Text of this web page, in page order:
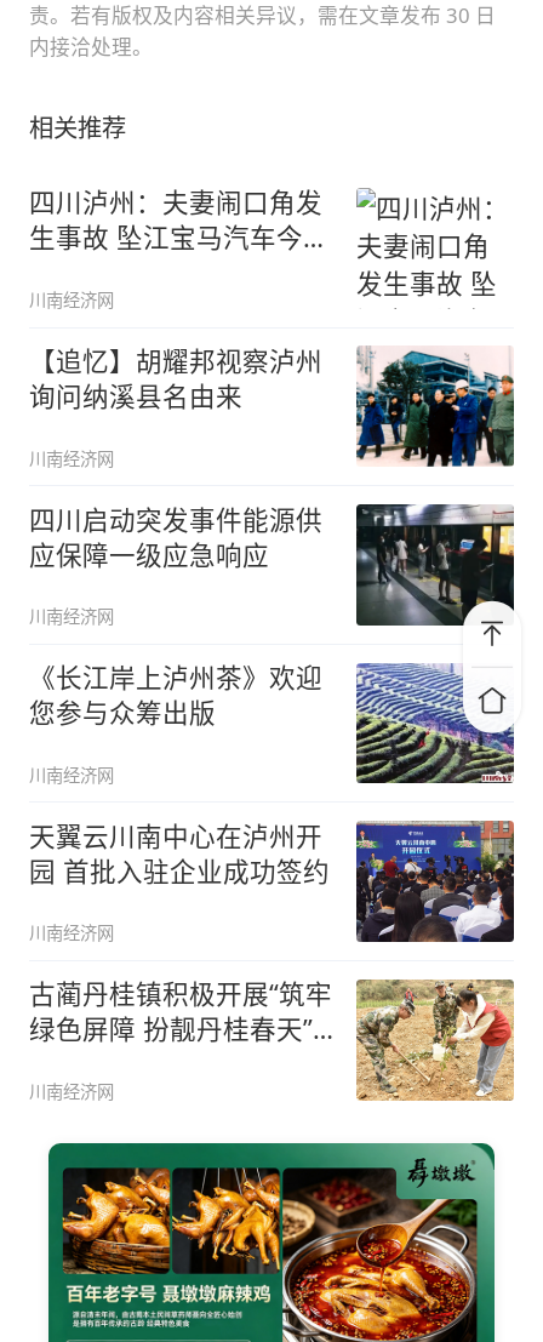
责。若有版权及内容相关异议，需在文章发布 30 日
内接洽处理。
相关推荐
四川泸州：夫妻闹口角发
生事故 坠江宝马汽车今被
川南经济网
【追忆】胡耀邦视察泸州
询问纳溪县名由来
川南经济网
四川启动突发事件能源供
应保障一级应急响应
川南经济网
《长江岸上泸州茶》欢迎
您参与众筹出版
川南经济网
天翼云川南中心在泸州开
园 首批入驻企业成功签约
川南经济网
古蔺丹桂镇积极开展“筑牢
绿色屏障 扮靓丹桂春天”
川南经济网